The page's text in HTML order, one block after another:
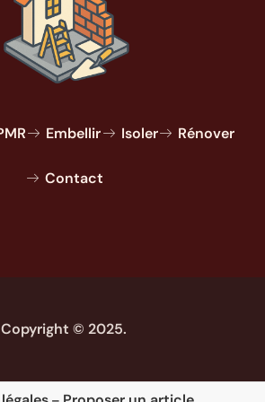
Embellir Isoler Rénover
Contact
Copyright © 2025.